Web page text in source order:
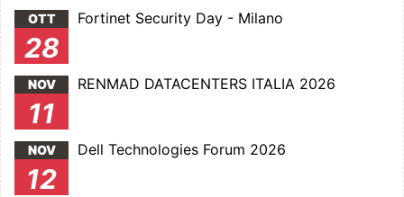
OTT
28
Fortinet Security Day - Milano
NOV
11
RENMAD DATACENTERS ITALIA 2026
NOV
12
Dell Technologies Forum 2026